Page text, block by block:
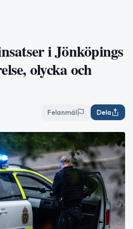
i Jönköpings
olycka och
Felanmäl Dela